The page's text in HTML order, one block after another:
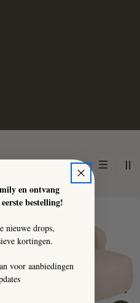
en ontvang
bestelling!
nieuwe drops,
kortingen.
voor aanbiedingen